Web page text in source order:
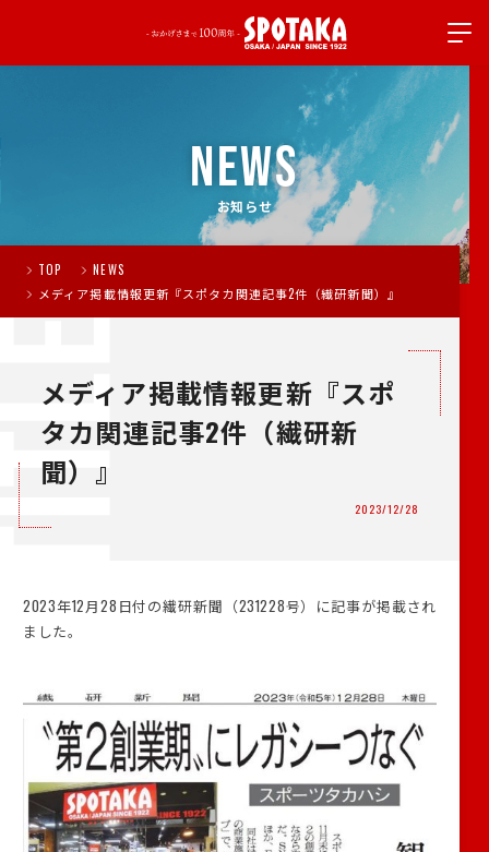
NEWS
お知らせ
TOP
NEWS
メディア掲載情報更新『スポタカ関連記事2件（繊研新聞）』
メディア掲載情報更新『スポ
タカ関連記事2件（繊研新
聞）』
2023/12/28
2023年12月28日付の繊研新聞（231228号）に記事が掲載され
ました。